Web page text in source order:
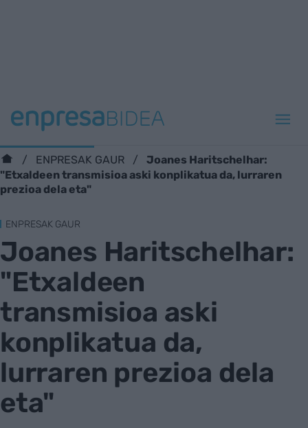
ENPRESAK GAUR
Joanes Haritschelhar:
"Etxaldeen transmisioa aski konplikatua da, lurraren
prezioa dela eta"
ENPRESAK GAUR
Joanes Haritschelhar:
"Etxaldeen
transmisioa aski
konplikatua da,
lurraren prezioa dela
eta"